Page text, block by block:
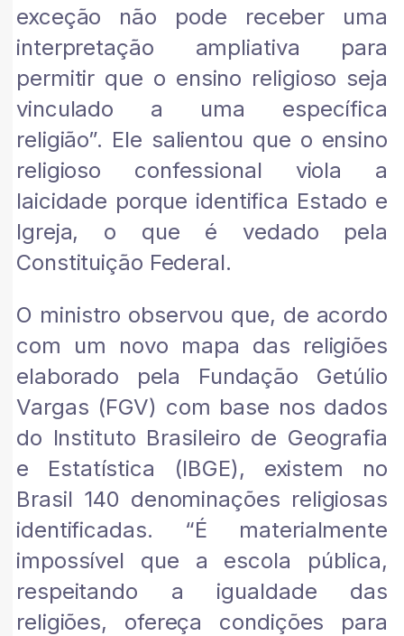
exceção não pode receber uma
interpretação ampliativa para
permitir que o ensino religioso seja
vinculado a uma específica
religião”. Ele salientou que o ensino
religioso confessional viola a
laicidade porque identifica Estado e
Igreja, o que é vedado pela
Constituição Federal.
O ministro observou que, de acordo
com um novo mapa das religiões
elaborado pela Fundação Getúlio
Vargas (FGV) com base nos dados
do Instituto Brasileiro de Geografia
e Estatística (IBGE), existem no
Brasil 140 denominações religiosas
identificadas. “É materialmente
impossível que a escola pública,
respeitando a igualdade das
religiões, ofereça condições para